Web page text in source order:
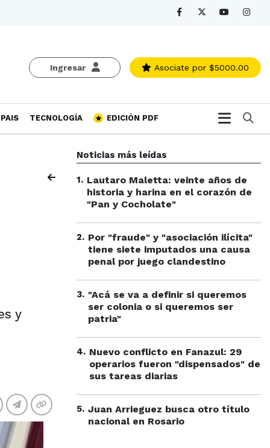
Ingresar Asociate por $5000.00
PAIS TECNOLOGÍA EDICIÓN PDF
y
Noticias más leídas
1. Lautaro Maletta: veinte años de
historia y harina en el corazón de
"Pan y Cocholate"
2. Por "fraude" y "asociación ilícita"
tiene siete imputados una causa
penal por juego clandestino
3. "Acá se va a definir si queremos
ser colonia o si queremos ser
patria"
4. Nuevo conflicto en Fanazul: 29
operarios fueron "dispensados" de
sus tareas diarias
5. Juan Arrieguez busca otro título
nacional en Rosario